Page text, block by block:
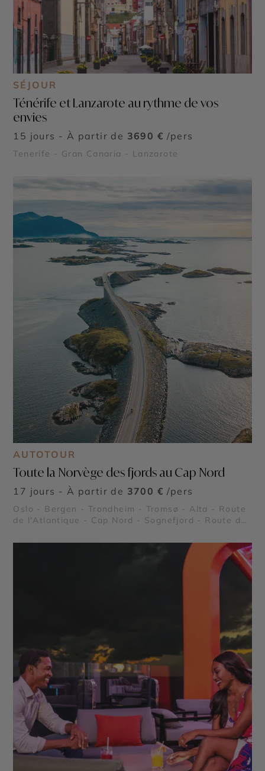
SÉJOUR
Ténérife et Lanzarote au rythme de vos
envies
15 jours - À partir de 3690 € /pers
Tenerife - Gran Canaria - Lanzarote
AUTOTOUR
Toute la Norvège des fjords au Cap Nord
17 jours - À partir de 3700 € /pers
Oslo - Bergen - Trondheim - Tromsø - Alta - Route
de l'Atlantique - Cap Nord - Sognefjord - Route des